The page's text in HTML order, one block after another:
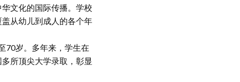
文化的国际传播。学校
从幼儿到成人的各个年
70岁。多年来，学生在
所顶尖大学录取，彰显